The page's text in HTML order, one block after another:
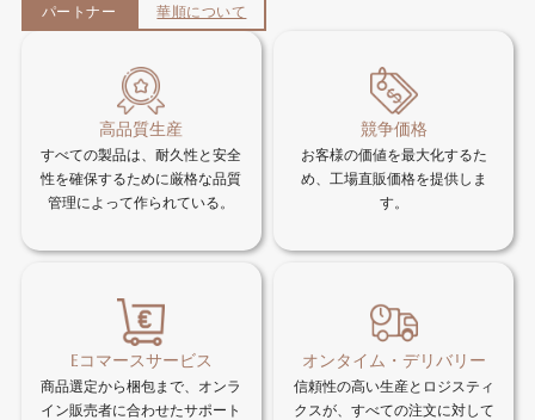
パートナー 華順について
高品質生産
すべての製品は、耐久性と安全
性を確保するために厳格な品質
管理によって作られている。
競争価格
お客様の価値を最大化するた
め、工場直販価格を提供しま
す。
Eコマースサービス
商品選定から梱包まで、オンラ
イン販売者に合わせたサポート
オンタイム・デリバリー
信頼性の高い生産とロジスティ
クスが、すべての注文に対して